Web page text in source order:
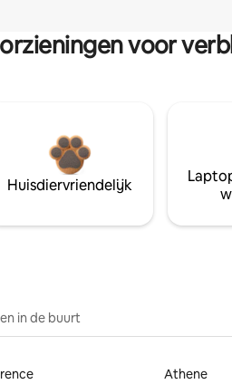
voor
Huisdiervriendelijk
in de buurt
Athene